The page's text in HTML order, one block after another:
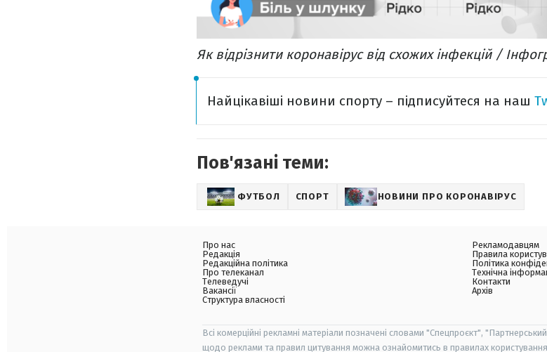
Як відрізнити коронавірус від схожих інфекцій /
Найцікавіші новини спорту – підписуйтеся на наш
Пов'язані теми:
ФУТБОЛ СПОРТ НОВИНИ ПРО КОРОНАВІРУС
Про нас
Редакція
Редакційна політика
Про телеканал
Телеведучі
Вакансії
Структура власності
Рекламодавцям
Правила
Політика
Технічна
Контакти
Архів
Всі комерційні рекламні матеріали позначені словами "Спецпроєкт",
щодо реклами та правил цитування можна ознайомитись в правилах